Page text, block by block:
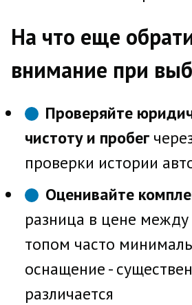
На что еще
внимание при
Проверяйте
чистоту и пробег
проверки истории
Оценивайте
разница в цене между
топом часто
оснащение -
различается